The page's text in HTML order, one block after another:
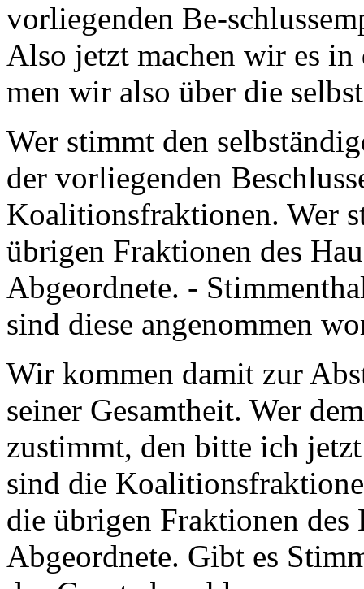
vorliegenden Be-
Also jetzt machen wir es
men wir also über die
Wer stimmt den
der vorliegenden
Koalitionsfraktionen. Wer
übrigen Fraktionen des
Abgeordnete. -
sind diese angenommen
Wir kommen damit zur
seiner Gesamtheit. Wer
zustimmt, den bitte ich
sind die
die übrigen Fraktionen des
Abgeordnete. Gibt es